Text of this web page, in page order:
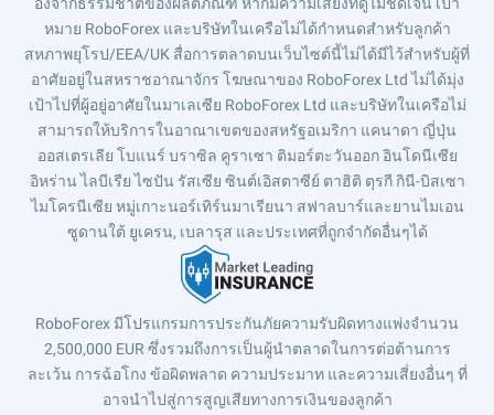
หมาย RoboForex และบริษัทในเครือไม่ได้กำหนดสำหรับลูกค้า
สหภาพยุโรป/EEA/UK สื่อการตลาดบนเว็บไซต์นี้ไม่ได้มีไว้สำหรับผู้ที่
อาศัยอยู่ในสหราชอาณาจักร โฆษณาของ RoboForex Ltd ไม่ได้มุ่ง
เป้าไปที่ผู้อยู่อาศัยในมาเลเซีย RoboForex Ltd และบริษัทในเครือไม่
สามารถให้บริการในอาณาเขตของสหรัฐอเมริกา แคนาดา ญี่ปุ่น
ออสเตรเลีย โบแนร์ บราซิล คูราเซา ติมอร์ตะวันออก อินโดนีเซีย
อิหร่าน ไลบีเรีย ไซปัน รัสเซีย ซินต์เอิสตาซีย์ ตาฮิติ ตุรกี กินี-บิสเซา
ไมโครนีเซีย หมู่เกาะนอร์เทิร์นมาเรียนา สฟาลบาร์และยานไมเอน
ซูดานใต้ ยูเครน, เบลารุส และประเทศที่ถูกจำกัดอื่นๆได้
RoboForex มีโปรแกรมการประกันภัยความรับผิดทางแพ่งจำนวน
2,500,000 EUR ซึ่งรวมถึงการเป็นผู้นำตลาดในการต่อต้านการ
ละเว้น การฉ้อโกง ข้อผิดพลาด ความประมาท และความเสี่ยงอื่นๆ ที่
อาจนำไปสู่การสูญเสียทางการเงินของลูกค้า